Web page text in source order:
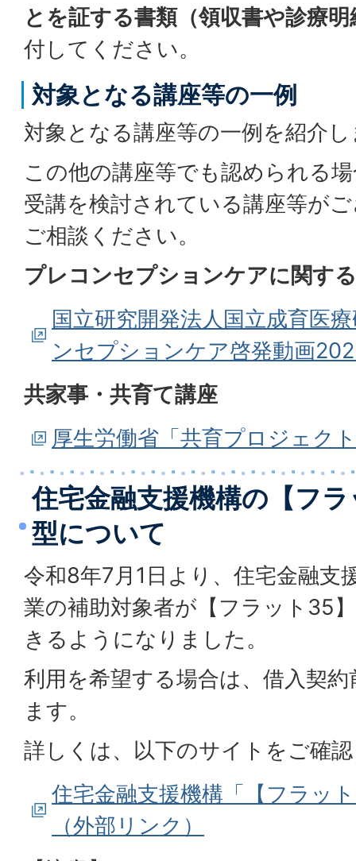
とを証する書類（領収書や診療
付してください。
対象となる講座等の一例
対象となる講座等の一例を紹介
この他の講座等でも認められる
受講を検討されている講座等が
ご相談ください。
プレコンセプションケアに関す
国立研究開発法人国立成育医
ンセプションケア啓発動画
共家事・共育て講座
厚生労働省「共育プロジェク
住宅金融支援機構の【フ
型について
令和8年7月1日より、住宅金融支
業の補助対象者が【フラット35
きるようになりました。
利用を希望する場合は、借入契
ます。
詳しくは、以下のサイトをご確
住宅金融支援機構「【フラッ
（外部リンク）